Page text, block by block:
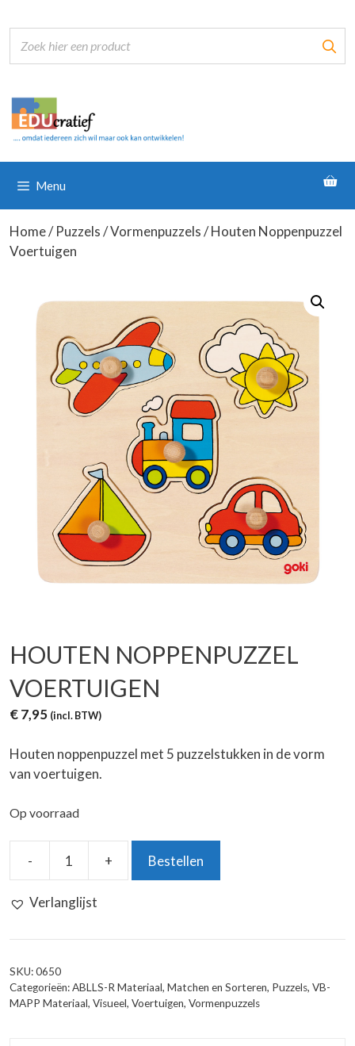
naar
inhoud
Menu
Home/Puzzels/Vormenpuzzels/ Houten Noppenpuzzel
Voertuigen
HOUTEN NOPPENPUZZEL
VOERTUIGEN
€7,95 (incl. BTW)
Houten noppenpuzzel met 5 puzzelstukken in de vorm
van voertuigen.
Op voorraad
-
Houten
+ Bestellen
Verlanglijst
SKU:0650
Categorieën:ABLLS-R Materiaal, Matchen en Sorteren, Puzzels, VB-
MAPP Materiaal, Visueel, Voertuigen, Vormenpuzzels